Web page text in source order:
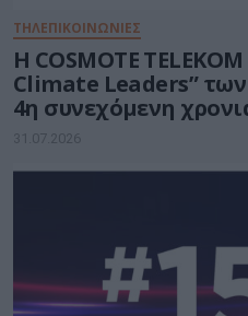
ΤΗΛΕΠΙΚΟΙΝΩΝΙΕΣ
Η COSMOTE
Climate Leaders”
4η συνεχόμενη
31.07.2026